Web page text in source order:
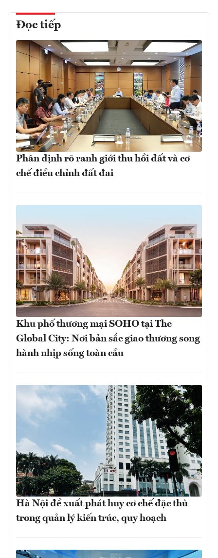
Đọc tiếp
Phân định rõ ranh giới thu hồi đất và cơ
chế điều chỉnh đất đai
Khu phố thương mại SOHO tại The
Global City: Nơi bản sắc giao thương song
hành nhịp sống toàn cầu
Hà Nội đề xuất phát huy cơ chế đặc thù
trong quản lý kiến trúc, quy hoạch